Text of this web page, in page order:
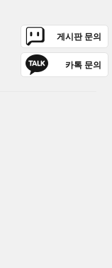
게시판 문의
카톡 문의